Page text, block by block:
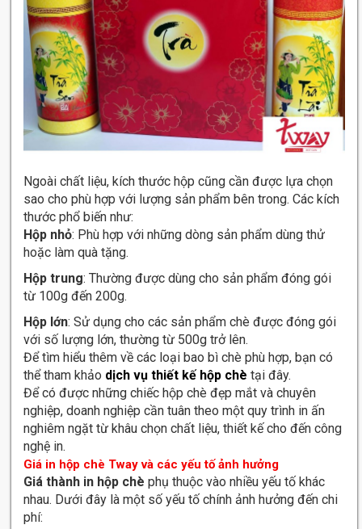
Ngoài chất liệu, kích thước hộp cũng cần được lựa chọn
sao cho phù hợp với lượng sản phẩm bên trong. Các kích
thước phổ biến như:
Hộp nhỏ: Phù hợp với những dòng sản phẩm dùng thử
hoặc làm quà tặng.
Hộp trung: Thường được dùng cho sản phẩm đóng gói
từ 100g đến 200g.
Hộp lớn: Sử dụng cho các sản phẩm chè được đóng gói
với số lượng lớn, thường từ 500g trở lên.
Để tìm hiểu thêm về các loại bao bì chè phù hợp, bạn có
thể tham khảo dịch vụ thiết kế hộp chè tại đây.
Để có được những chiếc hộp chè đẹp mắt và chuyên
nghiệp, doanh nghiệp cần tuân theo một quy trình in ấn
nghiêm ngặt từ khâu chọn chất liệu, thiết kế cho đến công
nghệ in.
Giá in hộp chè Tway và các yếu tố ảnh hưởng
Giá thành in hộp chè phụ thuộc vào nhiều yếu tố khác
nhau. Dưới đây là một số yếu tố chính ảnh hưởng đến chi
phí: